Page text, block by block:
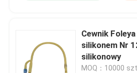
Cewnik
silikonem Nr
silikonowy
MOQ：10000